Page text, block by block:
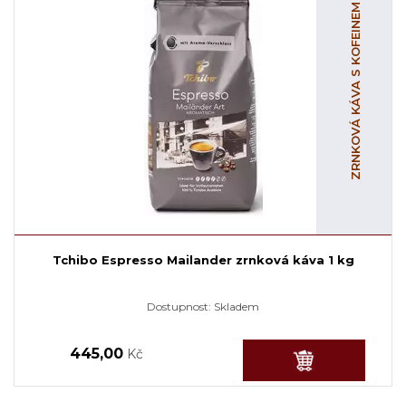
ZRNKOVÁ KÁVA S KOFEINEM
Tchibo Espresso Mailander zrnková káva 1 kg
Dostupnost: Skladem
445,00 Kč